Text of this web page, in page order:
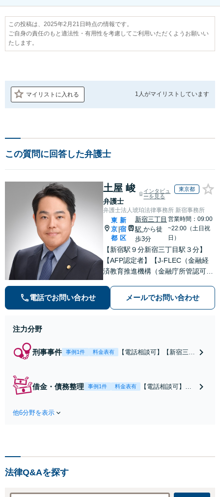
この投稿は、2025年2月21日時点の情報です。
ご自身の責任のもと適法性・有用性を考慮してご利用いただくようお願いい
たします。
マイリストに入れる 1人がマイリストしています
この質問に回答した弁護士
土屋 峻
弁護士
インタビュ
ーを見る
東京都
弁護士法人琥珀法律事務所 新宿事務所
東
京
都
新
宿
区
新宿三丁目
駅 から徒
歩3分
営業時間：09:00
~22:00（土日祝
日）
【新宿駅９分新宿三丁目駅３分】
【AFP認定者】【J-FLEC（金融経
済教育推進機構（金融庁所管認可法
真剣に相談し合い、複雑な状況の場
合は、言葉だけでなく資料を用意
電話でお問い合わせ メールでお問い合わせ
注力分野
刑事事件 事例1件 料金表有
【電話相談可】【新宿三丁
ぐに接見に向かいます。痴
漢・暴行・窃盗・詐欺・少
借金・債務整理 事例1件 料金表有
【電話相談可】
ど、どのような問
をストップできま
他6分野を表示
法律Q&Aを探す